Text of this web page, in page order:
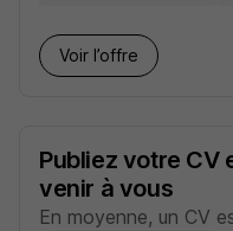
Voir l’offre
Publiez votre CV
venir à vous
En moyenne, un CV